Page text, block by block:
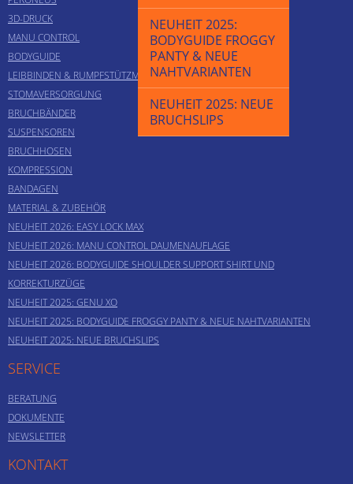
NEUHEIT 2025:
BODYGUIDE FROGGY
PANTY & NEUE
NAHTVARIANTEN
NEUHEIT 2025: NEUE
BRUCHSLIPS
3D-DRUCK
MANU CONTROL
BODYGUIDE
LEIBBINDEN & RUMPFSTÜTZMIEDER
STOMAVERSORGUNG
BRUCHBÄNDER
SUSPENSOREN
BRUCHHOSEN
KOMPRESSION
BANDAGEN
MATERIAL & ZUBEHÖR
NEUHEIT 2026: EASY LOCK MAX
NEUHEIT 2026: MANU CONTROL DAUMENAUFLAGE
NEUHEIT 2026: BODYGUIDE SHOULDER SUPPORT SHIRT UND
KORREKTURZÜGE
NEUHEIT 2025: GENU XO
NEUHEIT 2025: BODYGUIDE FROGGY PANTY & NEUE NAHTVARIANTEN
NEUHEIT 2025: NEUE BRUCHSLIPS
SERVICE
BERATUNG
DOKUMENTE
NEWSLETTER
KONTAKT